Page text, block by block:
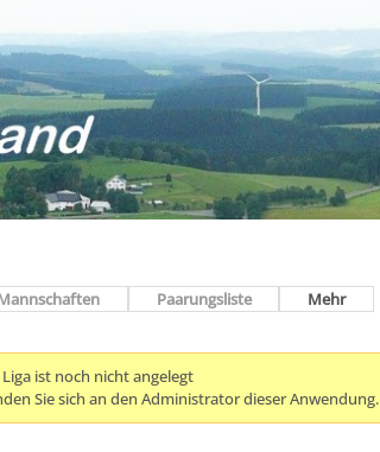
Paarungsliste Mehr
Liga ist noch nicht angelegt
Sie sich an den Administrator dieser Anwendung.